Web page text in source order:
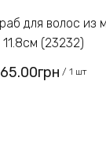
11.8см (23232)
65.00грн / 1 шт